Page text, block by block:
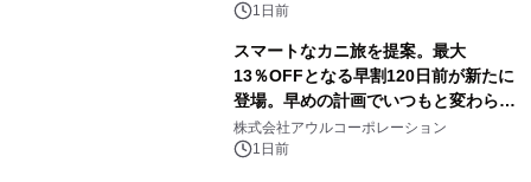
1日前
スマートなカニ旅を提案。最大
13％OFFとなる早割120日前が新たに
登場。早めの計画でいつもと変わらぬ
大人の冬旅を。ー夕日ヶ浦温泉「佳松
苑 別邸ふうか」ー
株式会社アウルコーポレーション
1日前